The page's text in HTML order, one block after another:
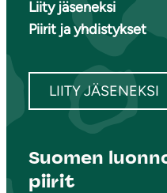
Liity jäseneksi
Piirit ja yhdistykset
LIITY JÄSENEKSI
Suomen
piirit